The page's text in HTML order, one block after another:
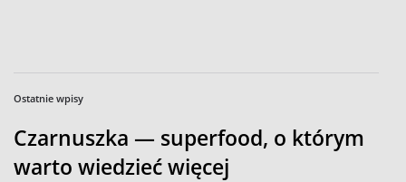
Ostatnie wpisy
Czarnuszka — superfood, o którym
warto wiedzieć więcej